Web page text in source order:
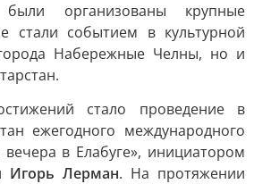
организованы крупные
стали событием в культурной
Набережные Челны, но и
стало проведение в
ежегодного международного
вечера в Елабуге», инициатором
Игорь Лерман. На протяжении